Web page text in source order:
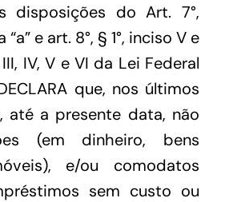
disposições do Art. 7°,
e art. 8°, § 1°, inciso V e
IV, V e VI da Lei Federal
que, nos últimos
até a presente data, não
(em dinheiro, bens
e/ou comodatos
sem custo ou